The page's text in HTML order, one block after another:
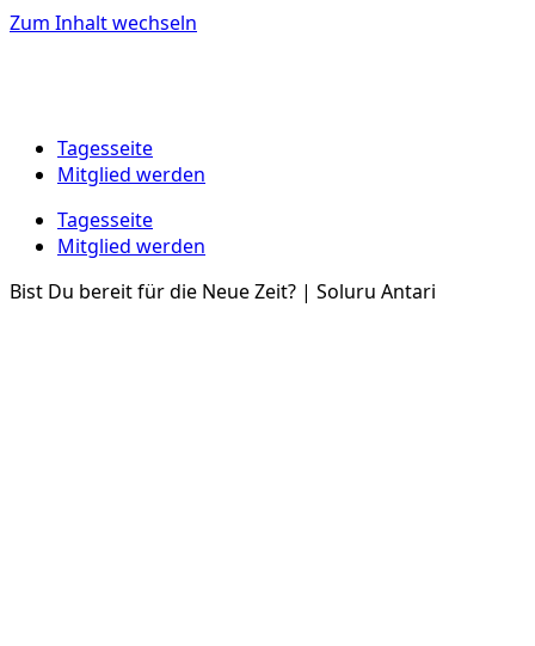
Zum Inhalt wechseln
Tagesseite
Mitglied werden
Tagesseite
Mitglied werden
Bist Du bereit für die Neue Zeit? | Soluru Antari